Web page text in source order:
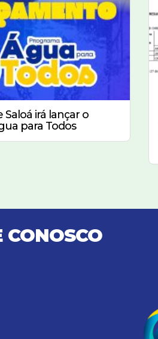
irá lançar o
para Todos
CONOSCO